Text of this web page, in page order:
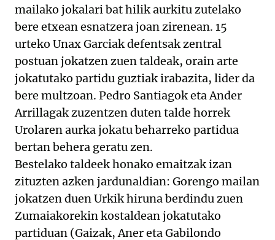
mailako jokalari bat hilik aurkitu zutelako
bere etxean esnatzera joan zirenean. 15
urteko Unax Garciak defentsak zentral
postuan jokatzen zuen taldeak, orain arte
jokatutako partidu guztiak irabazita, lider da
bere multzoan. Pedro Santiagok eta Ander
Arrillagak zuzentzen duten talde horrek
Urolaren aurka jokatu beharreko partidua
bertan behera geratu zen.
Bestelako taldeek honako emaitzak izan
zituzten azken jardunaldian: Gorengo mailan
jokatzen duen Urkik hiruna berdindu zuen
Zumaiakorekin kostaldean jokatutako
partiduan (Gaizak, Aner eta Gabilondo